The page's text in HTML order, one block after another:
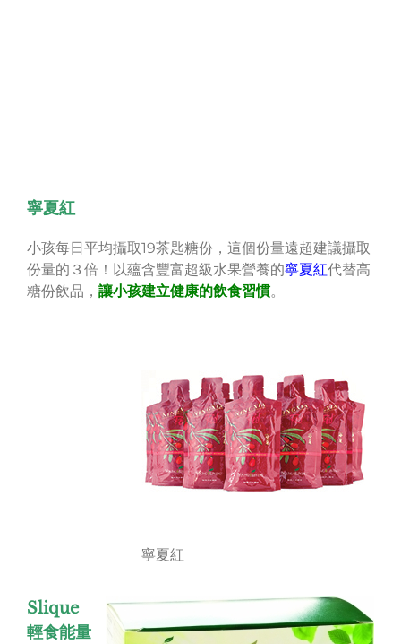
寧夏紅
小孩每日平均攝取19茶匙糖份，這個份量遠超建議攝取
份量的３倍！以蘊含豐富超級水果營養的寧夏紅代替高
糖份飲品， 讓小孩建立健康的飲食習慣。
寧夏紅
Slique
輕食能量